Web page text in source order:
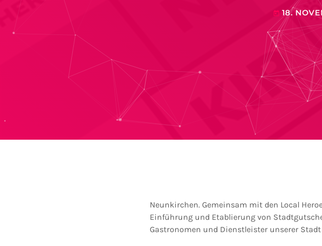
today 18.
Neunkirchen. Gemeinsam mit den Local
Einführung und Etablierung von
Gastronomen und Dienstleister unserer